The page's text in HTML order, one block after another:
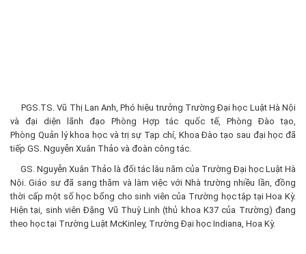
PGS.TS. Vũ Thị Lan Anh, Phó hiệu trưởng Trường Đại học Luật Hà Nội
và đại diện lãnh đạo Phòng Hợp tác quốc tế, Phòng Đào tạo,
Phòng Quản lý khoa học và trị sự Tạp chí, Khoa Đào tạo sau đại học đã
tiếp GS. Nguyễn Xuân Thảo và đoàn công tác.
GS. Nguyễn Xuân Thảo là đối tác lâu năm của Trường Đại học Luật Hà
Nội. Giáo sư đã sang thăm và làm việc với Nhà trường nhiều lần, đồng
thời cấp một số học bổng cho sinh viên của Trường học tập tại Hoa Kỳ.
Hiện tại, sinh viên Đặng Vũ Thuỳ Linh (thủ khoa K37 của Trường) đang
theo học tại Trường Luật McKinley, Trường Đại học Indiana, Hoa Kỳ.